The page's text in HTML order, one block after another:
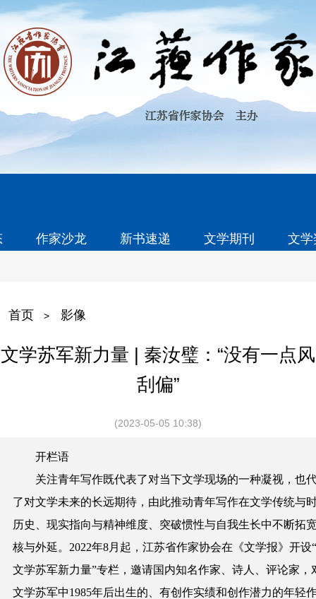
作家沙龙 新书速递 文学期刊 文
首页 > 影像
文学苏军新力量 | 秦汝璧：“没有一点风
刮偏”
(2023-05-05 10:38)
开栏语
关注青年写作既代表了对当下文学现场的一种凝视，也
了对文学未来的长远期待，由此推动青年写作在文学传统与
历史、现实指向与精神维度、突破惯性与自我生长中不断拓
核与外延。2022年8月起，江苏省作家协会在《文学报》开设“
文学苏军新力量”专栏，邀请国内知名作家、诗人、评论家，
文学苏军中1985年后出生的、有创作实绩和创作潜力的年轻